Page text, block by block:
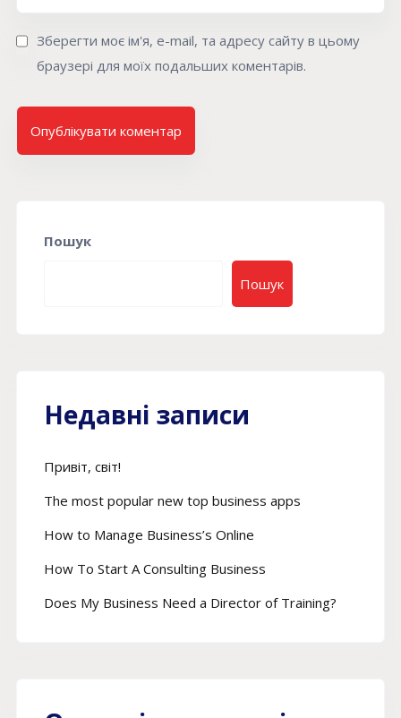
Зберегти моє ім'я, e-mail, та адресу сайту в цьому
браузері для моїх подальших коментарів.
Пошук
Пошук
Недавні записи
Привіт, світ!
The most popular new top business apps
How to Manage Business’s Online
How To Start A Consulting Business
Does My Business Need a Director of Training?